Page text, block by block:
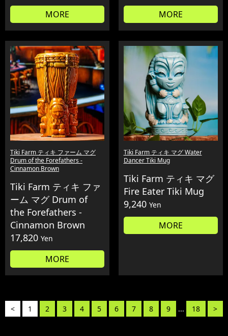
MORE MORE
Tiki Farm ティキ ファーム マグ
Drum of the Forefathers -
Cinnamon Brown
Tiki Farm ティキ ファ
ーム マグ Drum of
the Forefathers -
Cinnamon Brown
17,820 Yen
MORE
Tiki Farm ティキ マグ Water
Dancer Tiki Mug
Tiki Farm ティキ マグ
Fire Eater Tiki Mug
9,240 Yen
MORE
< 1 2 3 4 5 6 7 8 9 ... 18 >